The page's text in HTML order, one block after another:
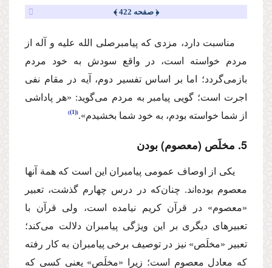
﴿ صفحه 422 ﴾
مناسبت دارد، مزدی كه پیامبر صلی الله علیه و آله از
مردم خواسته است، در واقع سودش به خود مردم
بازمی‌گردد؛ اما بر اساس تفسیر دوم، آیه در مقام نفی
اجرت است؛ گویی پیامبر به مردم می‌گوید: «هر پاداشی
از شما خواسته بودم، به خود شما بخشیدم». (1)
5. مخلَص (معصوم) بودن
یكی از اوصاف عمومی پیامبران این است كه همة آنها
معصوم بوده‌اند. چنان‌كه در درس چهارم گذشت، تعبیر
«معصوم» در قرآن كریم نیامده است، ولی قرآن با
تعبیرهای دیگری بر این ویژگی پیامبران دلالت می‌كند؛
تعبیر «مخلَص» نیز در توصیف برخی پیامبران به كار رفته
كه معادل معصوم است؛ زیرا «مخلَص» یعنی كسی كه